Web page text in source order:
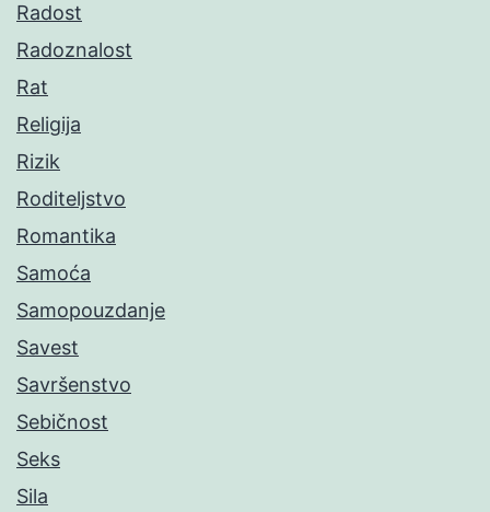
Radost
Radoznalost
Rat
Religija
Rizik
Roditeljstvo
Romantika
Samoća
Samopouzdanje
Savest
Savršenstvo
Sebičnost
Seks
Sila